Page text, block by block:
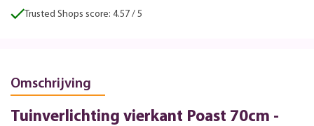
Trusted Shops score: 4.57 / 5
Omschrijving
Tuinverlichting vierkant Poast 70cm -